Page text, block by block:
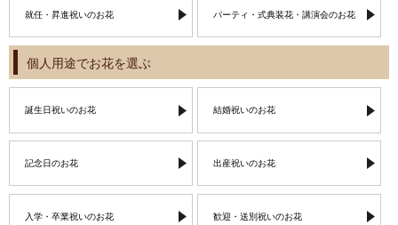
就任・昇進祝いのお花 パーティ・式典装花・講演会のお花
個人用途でお花を選ぶ
誕生日祝いのお花 結婚祝いのお花
記念日のお花 出産祝いのお花
入学・卒業祝いのお花 歓迎・送別祝いのお花